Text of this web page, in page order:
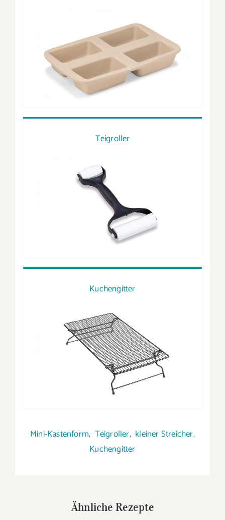
Teigroller
Kuchengitter
Mini-Kastenform, Teigroller, kleiner Streicher,
Kuchengitter
Ähnliche Rezepte